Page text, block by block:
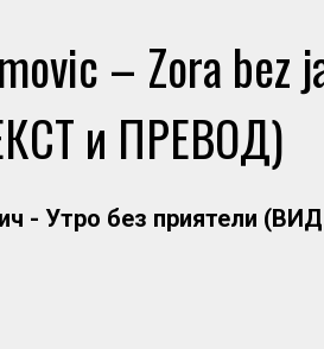
– Zora bez
и ПРЕВОД)
- Утро без приятели